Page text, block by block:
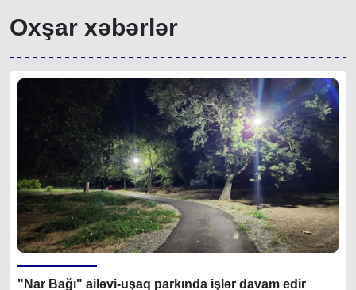
Oxşar xəbərlər
"Nar Bağı" ailəvi-uşaq parkında işlər davam edir